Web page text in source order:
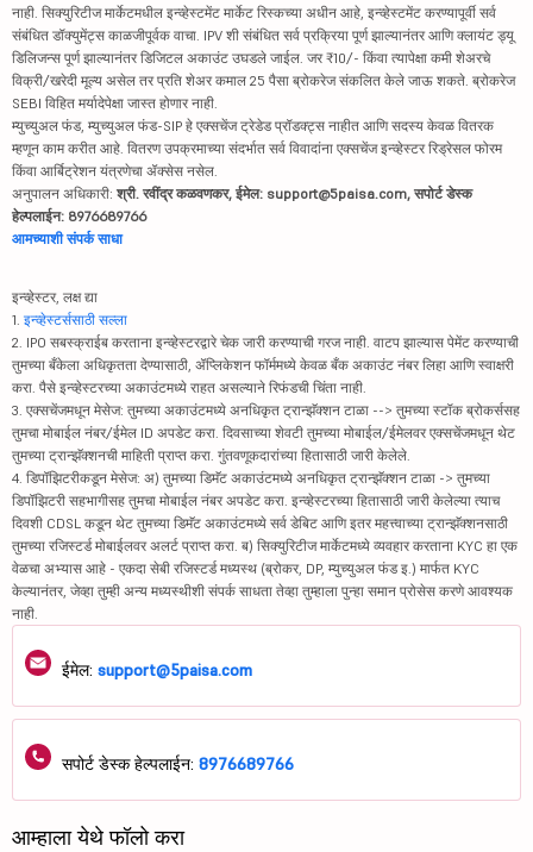
नाही. सिक्युरिटीज मार्केटमधील इन्व्हेस्टमेंट मार्केट रिस्कच्या अधीन आहे, इन्व्हेस्टमेंट करण्यापूर्वी सर्व
संबंधित डॉक्युमेंट्स काळजीपूर्वक वाचा. IPV शी संबंधित सर्व प्रक्रिया पूर्ण झाल्यानंतर आणि क्लायंट ड्यू
डिलिजन्स पूर्ण झाल्यानंतर डिजिटल अकाउंट उघडले जाईल. जर ₹10/- किंवा त्यापेक्षा कमी शेअरचे
विक्री/खरेदी मूल्य असेल तर प्रति शेअर कमाल 25 पैसा ब्रोकरेज संकलित केले जाऊ शकते. ब्रोकरेज
SEBI विहित मर्यादेपेक्षा जास्त होणार नाही.
म्युच्युअल फंड, म्युच्युअल फंड-SIP हे एक्सचेंज ट्रेडेड प्रॉडक्ट्स नाहीत आणि सदस्य केवळ वितरक
म्हणून काम करीत आहे. वितरण उपक्रमाच्या संदर्भात सर्व विवादांना एक्सचेंज इन्व्हेस्टर रिड्रेसल फोरम
किंवा आर्बिट्रेशन यंत्रणेचा ॲक्सेस नसेल.
अनुपालन अधिकारी: श्री. रवींद्र कळवणकर, ईमेल: support@5paisa.com, सपोर्ट डेस्क
हेल्पलाईन: 8976689766
आमच्याशी संपर्क साधा
इन्व्हेस्टर, लक्ष द्या
1. इन्व्हेस्टर्ससाठी सल्ला
2. IPO सबस्क्राईब करताना इन्व्हेस्टरद्वारे चेक जारी करण्याची गरज नाही. वाटप झाल्यास पेमेंट करण्याची
तुमच्या बँकेला अधिकृतता देण्यासाठी, ॲप्लिकेशन फॉर्ममध्ये केवळ बँक अकाउंट नंबर लिहा आणि स्वाक्षरी
करा. पैसे इन्व्हेस्टरच्या अकाउंटमध्ये राहत असल्याने रिफंडची चिंता नाही.
3. एक्सचेंजमधून मेसेज: तुमच्या अकाउंटमध्ये अनधिकृत ट्रान्झॅक्शन टाळा --> तुमच्या स्टॉक ब्रोकर्ससह
तुमचा मोबाईल नंबर/ईमेल ID अपडेट करा. दिवसाच्या शेवटी तुमच्या मोबाईल/ईमेलवर एक्सचेंजमधून थेट
तुमच्या ट्रान्झॅक्शनची माहिती प्राप्त करा. गुंतवणूकदारांच्या हितासाठी जारी केलेले.
4. डिपॉझिटरीकडून मेसेज: अ) तुमच्या डिमॅट अकाउंटमध्ये अनधिकृत ट्रान्झॅक्शन टाळा -> तुमच्या
डिपॉझिटरी सहभागीसह तुमचा मोबाईल नंबर अपडेट करा. इन्व्हेस्टरच्या हितासाठी जारी केलेल्या त्याच
दिवशी CDSL कडून थेट तुमच्या डिमॅट अकाउंटमध्ये सर्व डेबिट आणि इतर महत्त्वाच्या ट्रान्झॅक्शनसाठी
तुमच्या रजिस्टर्ड मोबाईलवर अलर्ट प्राप्त करा. ब) सिक्युरिटीज मार्केटमध्ये व्यवहार करताना KYC हा एक
वेळचा अभ्यास आहे - एकदा सेबी रजिस्टर्ड मध्यस्थ (ब्रोकर, DP, म्युच्युअल फंड इ.) मार्फत KYC
केल्यानंतर, जेव्हा तुम्ही अन्य मध्यस्थीशी संपर्क साधता तेव्हा तुम्हाला पुन्हा समान प्रोसेस करणे आवश्यक
नाही.
ईमेल: support@5paisa.com
सपोर्ट डेस्क हेल्पलाईन: 8976689766
आम्हाला येथे फॉलो करा